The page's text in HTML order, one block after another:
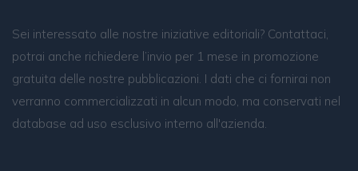
Sei interessato alle nostre iniziative editoriali? Contattaci,
potrai anche richiedere l’invio per 1 mese in promozione
gratuita delle nostre pubblicazioni. I dati che ci fornirai non
verranno commercializzati in alcun modo, ma conservati nel
database ad uso esclusivo interno all'azienda.